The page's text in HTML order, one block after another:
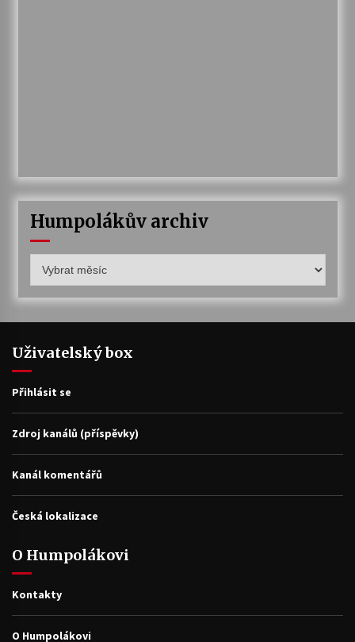
Humpolákův archiv
archiv
Uživatelský box
Přihlásit se
Zdroj kanálů (příspěvky)
Kanál komentářů
Česká lokalizace
O Humpolákovi
Kontakty
O Humpolákovi